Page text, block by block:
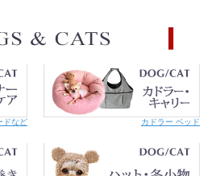
定期的に商品やサイズ（緩んでいないか、きつ
なり慣れない場合には鈴を外して様子をみてく
ンの繋ぎ目は、左右ではなく前後にずらして開
。爪を痛めないようペンチなどをご使用くださ
けてのお散歩には使用しないでください。ま
の毛質・毛の長さによって首輪や金具に毛が絡
ります。
ず外れることを保証するものではありません。
ドなど カドラー ベッド